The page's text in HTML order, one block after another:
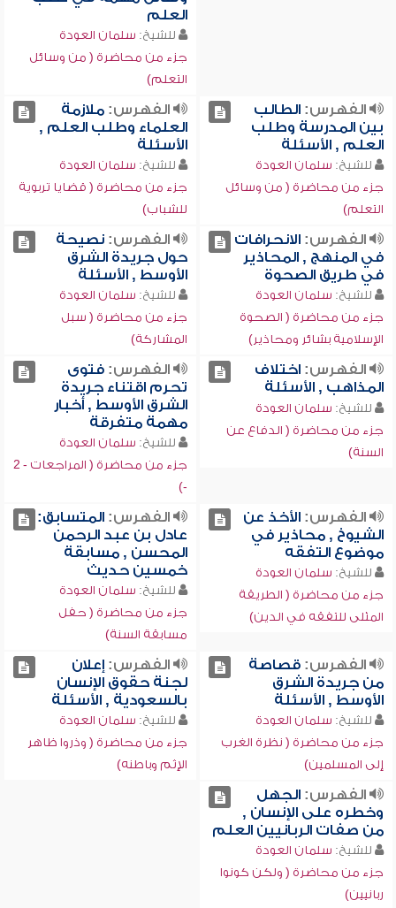
العلم
للشيخ: سلمان العودة
جزء من محاضرة ( من وسائل
التعلم)
الفهرس:الطالب
بين المدرسة وطلب
العلم , الأسئلة
للشيخ: سلمان العودة
جزء من محاضرة ( من وسائل
التعلم)
الفهرس:ملازمة
العلماء وطلب العلم ,
الأسئلة
للشيخ: سلمان العودة
جزء من محاضرة ( قضايا تربوية
للشباب)
الفهرس:الانحرافات
في المنهج , المحاذير
في طريق الصحوة
للشيخ: سلمان العودة
جزء من محاضرة ( الصحوة
الإسلامية بشائر ومحاذير)
الفهرس:نصيحة
حول جريدة الشرق
الأوسط , الأسئلة
للشيخ: سلمان العودة
جزء من محاضرة ( سبل
المشاركة)
الفهرس:اختلاف
المذاهب , الأسئلة
للشيخ: سلمان العودة
جزء من محاضرة ( الدفاع عن
السنة)
الفهرس:فتوى
تحرم اقتناء جريدة
الشرق الأوسط , أخبار
مهمة متفرقة
للشيخ: سلمان العودة
جزء من محاضرة ( المراجعات - 2
-)
الفهرس:الأخذ عن
الشيوخ , محاذير في
موضوع التفقه
للشيخ: سلمان العودة
جزء من محاضرة ( الطريقة
المثلى للتفقه في الدين)
الفهرس:المتسابق:
عادل بن عبد الرحمن
المحسن , مسابقة
خمسين حديث
للشيخ: سلمان العودة
جزء من محاضرة ( حفل
مسابقة السنة)
الفهرس:قصاصة
من جريدة الشرق
الأوسط , الأسئلة
للشيخ: سلمان العودة
جزء من محاضرة ( نظرة الغرب
إلى المسلمين)
الفهرس:إعلان
لجنة حقوق الإنسان
بالسعودية , الأسئلة
للشيخ: سلمان العودة
جزء من محاضرة ( وذروا ظاهر
الإثم وباطنه)
الفهرس:الجهل
وخطره على الإنسان ,
من صفات الربانيين العلم
للشيخ: سلمان العودة
جزء من محاضرة ( ولكن كونوا
ربانيين)